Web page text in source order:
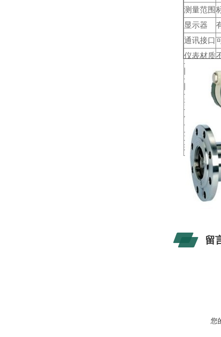
测量范围
显示器
通讯接口
仪表材质
防爆等级
防护等级
整机功耗
仪表通经
介质温度
环境温度-
留
您